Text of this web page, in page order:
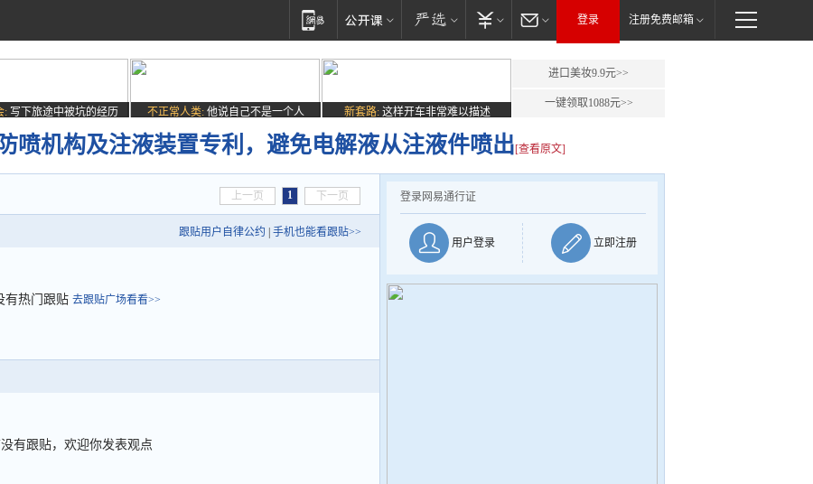
登录 注册免费邮箱
: 写下旅途中被坑的经历 不正常人类: 他说自己不是一个人 新套路: 这样开车非常难以描述
进口美妆9.9元>>
一键领取1088元>>
喷机构及注液装置专利，避免电解液从注液件喷出[查看原文]
上一页 1 下一页
跟贴用户自律公约 手机也能看跟贴>>
有热门跟贴 去跟贴广场看看>>
没有跟贴，欢迎你发表观点
登录网易通行证
用户登录 立即注册